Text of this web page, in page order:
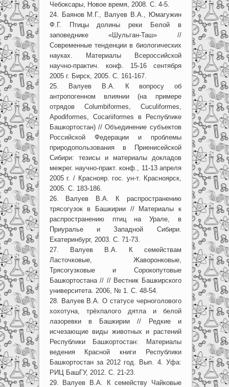
Чебоксары, Новое время, 2008. С. 4-5.
24. Баянов М.Г., Валуев В.А., Юмагужин
Ф.Г. Птицы долины реки Белой в
заповеднике «Шульган-Таш» //
Современные тенденции в биологических
науках. Материалы Всероссийской
научно-практич. конф. 15-16 сентября
2005 г. Бирск, 2005. С. 161-167.
25. Валуев В.А. К вопросу об
антропогенном влиянии (на примере
отрядов Columbiformes, Cuculiformes,
Apodiformes, Cocariiformes в Республике
Башкортостан) // Объединение субъектов
Российской Федерации и проблемы
природопользования в Приенисейской
Сибири: тезисы и материалы докладов
межрег. научно-практ. конф., 11-13 апреля
2005 г. / Краснояр. гос. ун-т. Красноярск,
2005. С. 183-186.
26. Валуев В.А. К распространению
трясогузок в Башкирии // Материалы к
распространению птиц на Урале, в
Приуралье и Западной Сибири.
Екатеринбург, 2003. С. 71-73.
27. Валуев В.А. К семействам
Ласточковые, Жаворонковые,
Трясогузковые и Сорокопутовые
Башкортостана // // Вестник Башкирского
университета. 2006, № 1. С. 48-54.
28. Валуев В.А. О статусе черноголового
хохотуна, трёхпалого дятла и белой
лазоревки в Башкирии // Редкие и
исчезающие виды животных и растений
Республики Башкортостан: Материалы
ведения Красной книги Республики
Башкортостан за 2012 год. Вып. 4. Уфа:
РИЦ БашГУ, 2012. С. 21-23.
29. Валуев В.А. К семейству Чайковые